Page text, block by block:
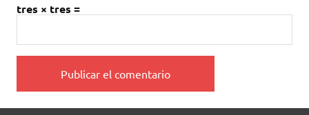
tres × tres =